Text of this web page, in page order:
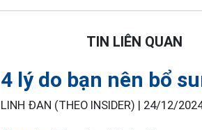
TIN LIÊN QUAN
4 lý do bạn nên bổ
LINH ĐAN (THEO INSIDER) | 24/12/